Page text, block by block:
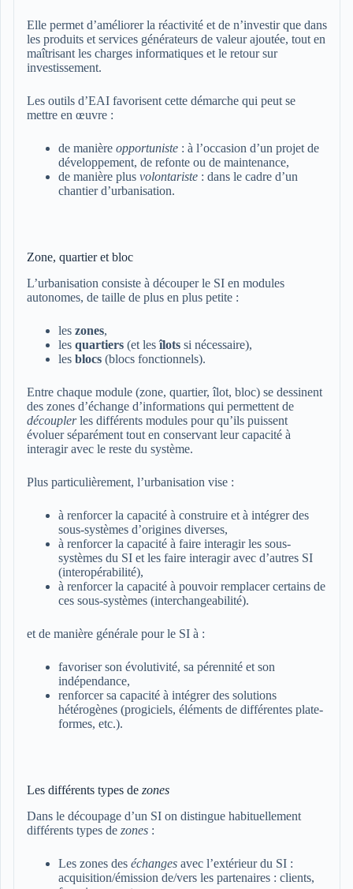
Elle permet d’améliorer la réactivité et de n’investir que dans
les produits et services générateurs de valeur ajoutée, tout en
maîtrisant les charges informatiques et le retour sur
investissement.
Les outils d’EAI favorisent cette démarche qui peut se
mettre en œuvre :
de manière opportuniste : à l’occasion d’un projet de
développement, de refonte ou de maintenance,
de manière plus volontariste : dans le cadre d’un
chantier d’urbanisation.
Zone, quartier et bloc
L’urbanisation consiste à découper le SI en modules
autonomes, de taille de plus en plus petite :
les zones,
les quartiers (et lesîlots si nécessaire),
les blocs (blocs fonctionnels).
Entre chaque module (zone, quartier, îlot, bloc) se dessinent
des zones d’échange d’informations qui permettent de
découplerles différents modules pour qu’ils puissent
évoluer séparément tout en conservant leur capacité à
interagir avec le reste du système.
Plus particulièrement, l’urbanisation vise :
à renforcer la capacité à construire et à intégrer des
sous-systèmes d’origines diverses,
à renforcer la capacité à faire interagir les sous-
systèmes du SI et les faire interagir avec d’autres SI
(interopérabilité),
à renforcer la capacité à pouvoir remplacer certains de
ces sous-systèmes (interchangeabilité).
et de manière générale pour le SI à :
favoriser son évolutivité, sa pérennité et son
indépendance,
renforcer sa capacité à intégrer des solutions
hétérogènes (progiciels, éléments de différentes plate-
formes, etc.).
Les différents types de zones
Dans le découpage d’un SI on distingue habituellement
différents types de zones :
Les zones des échanges avec l’extérieur du SI :
acquisition/émission de/vers les partenaires : clients,